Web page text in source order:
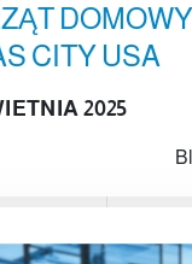
CITY USA
2025